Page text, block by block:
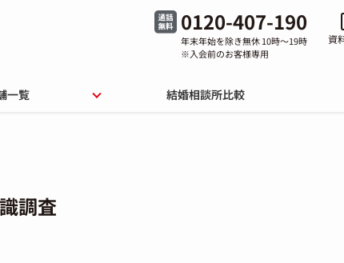
0120-407-190
年末年始を除き無休 10時～19時
※入会前のお客様専用
資
一覧 結婚相談所比較
調査